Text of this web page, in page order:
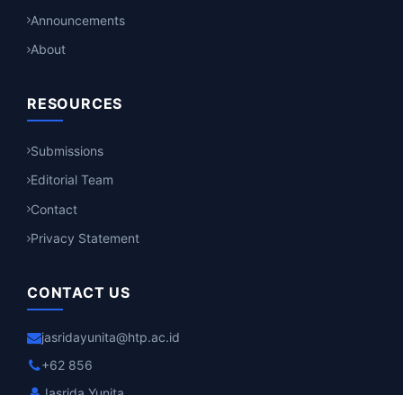
Announcements
About
RESOURCES
Submissions
Editorial Team
Contact
Privacy Statement
CONTACT US
jasridayunita@htp.ac.id
+62 856